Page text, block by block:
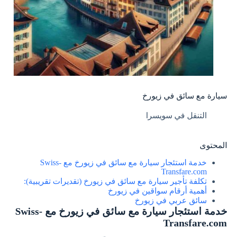
سيارة مع سائق في زيورخ
التنقل في سويسرا
المحتوى
خدمة استئجار سيارة مع سائق في زيورخ مع Swiss-
Transfare.com
تكلفة تأجير سيارة مع سائق في زيورخ (تقديرات تقريبية):
أهمية أرقام سواقين في زيورخ
سائق عربي في زيورخ
خدمة استئجار سيارة مع سائق في زيورخ مع Swiss-
Transfare.com